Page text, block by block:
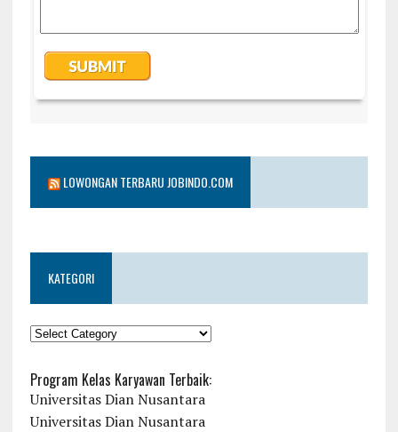
LOWONGAN TERBARU JOBINDO.COM
KATEGORI
KATEGORI
Program Kelas Karyawan Terbaik:
Universitas Dian Nusantara
Universitas Dian Nusantara